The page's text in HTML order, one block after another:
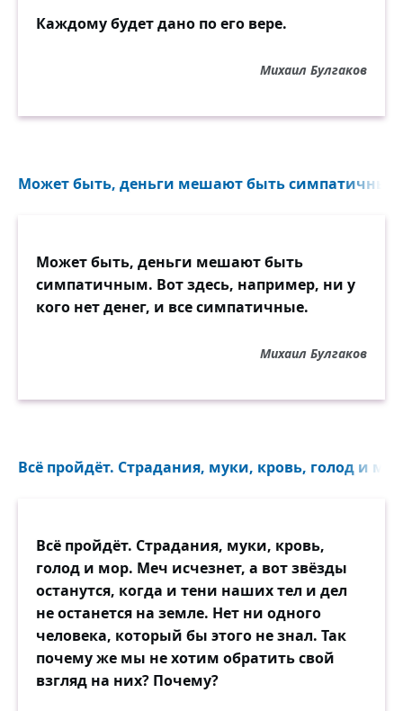
Каждому будет дано по его вере.
Михаил Булгаков
Может быть, деньги мешают быть
Может быть, деньги мешают быть
симпатичным. Вот здесь, например, ни у
кого нет денег, и все симпатичные.
Михаил Булгаков
Всё пройдёт. Страдания, муки, кровь, голод и
Всё пройдёт. Страдания, муки, кровь,
голод и мор. Меч исчезнет, а вот звёзды
останутся, когда и тени наших тел и дел
не останется на земле. Нет ни одного
человека, который бы этого не знал. Так
почему же мы не хотим обратить свой
взгляд на них? Почему?